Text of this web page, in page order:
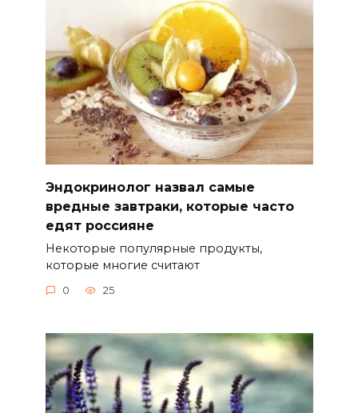
Эндокринолог назвал самые
вредные завтраки, которые часто
едят россияне
Некоторые популярные продукты,
которые многие считают
0 25